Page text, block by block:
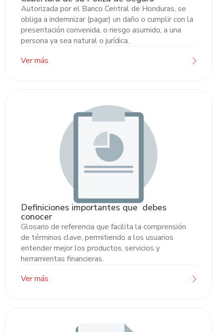
Autorizada por el Banco Central de Honduras, se
obliga a indemnizar (pagar) un daño o cumplir con la
presentación convenida, o riesgo asumido, a una
persona ya sea natural o jurídica.
Ver más
Definiciones importantes que debes
conocer
Glosario de referencia que facilita la comprensión
de términos clave, permitiendo a los usuarios
entender mejor los productos, servicios y
herramientas financieras.
Ver más